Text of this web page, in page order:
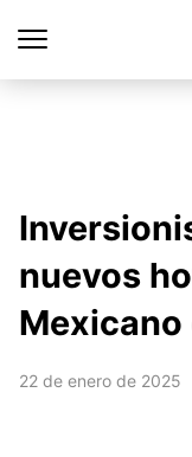
nuevos
22 de enero de 2025